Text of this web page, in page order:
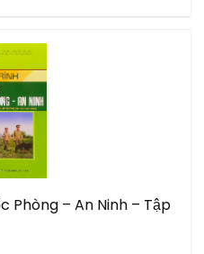
Phòng – An Ninh – Tập